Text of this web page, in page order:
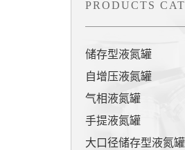
PRODUCTS
储存型液氮罐
自增压液氮罐
气相液氮罐
手提液氮罐
大口径储存型液氮罐